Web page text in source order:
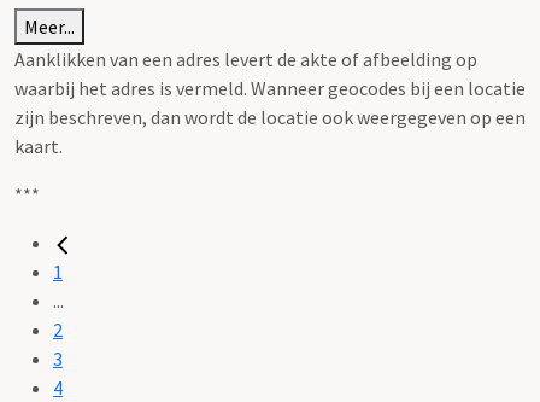
Meer...
Aanklikken van een adres levert de akte of afbeelding op
waarbij het adres is vermeld. Wanneer geocodes bij een locatie
zijn beschreven, dan wordt de locatie ook weergegeven op een
kaart.
***
1
...
2
3
4